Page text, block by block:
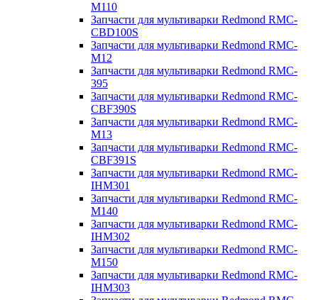
M110
Запчасти для мультиварки Redmond RMC-
CBD100S
Запчасти для мультиварки Redmond RMC-
M12
Запчасти для мультиварки Redmond RMC-
395
Запчасти для мультиварки Redmond RMC-
CBF390S
Запчасти для мультиварки Redmond RMC-
M13
Запчасти для мультиварки Redmond RMC-
CBF391S
Запчасти для мультиварки Redmond RMC-
IHM301
Запчасти для мультиварки Redmond RMC-
M140
Запчасти для мультиварки Redmond RMC-
IHM302
Запчасти для мультиварки Redmond RMC-
M150
Запчасти для мультиварки Redmond RMC-
IHM303